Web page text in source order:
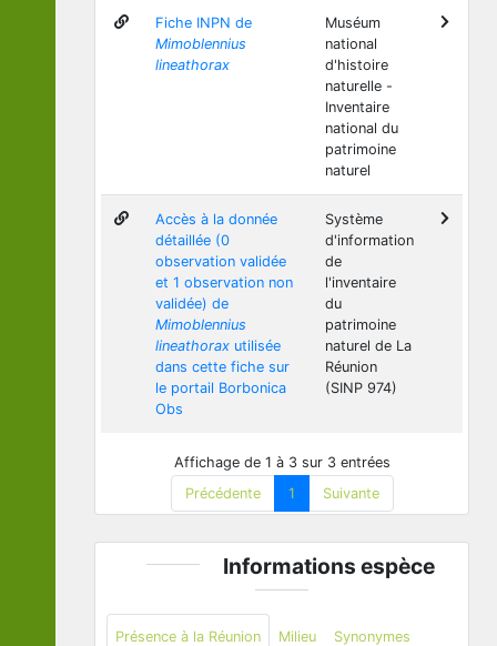
Fiche INPN de
Mimoblennius
lineathorax
Muséum
national
d'histoire
naturelle -
Inventaire
national du
patrimoine
naturel
Accès à la donnée
détaillée (0
observation validée
et 1 observation non
validée) de
Mimoblennius
lineathorax utilisée
dans cette fiche sur
le portail Borbonica
Obs
Système
d'information
de
l'inventaire
du
patrimoine
naturel de La
Réunion
(SINP 974)
Affichage de 1 à 3 sur 3 entrées
Précédente
1 Suivante
Informations espèce
Présence à la Réunion Milieu Synonymes